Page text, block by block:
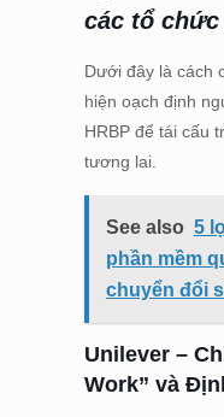
các tổ
Dưới đây là cách
hiện oạch định
HRBP để tái cấu
tương lai.
See also 5
phần mềm
chuyển đổi
Unilever –
Work” và